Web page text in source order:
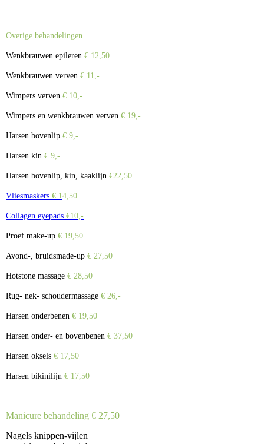
Overige behandelingen
Wenkbrauwen epileren € 12,50
Wenkbrauwen verven € 11,-
Wimpers verven € 10,-
Wimpers en wenkbrauwen verven € 19,-
Harsen bovenlip € 9,-
Harsen kin € 9,-
Harsen bovenlip, kin, kaaklijn €22,50
Vliesmaskers € 14,50
Collagen eyepads €10,-
Proef make-up € 19,50
Avond-, bruidsmade-up € 27,50
Hotstone massage € 28,50
Rug- nek- schoudermassage € 26,-
Harsen onderbenen € 19,50
Harsen onder- en bovenbenen € 37,50
Harsen oksels € 17,50
Harsen bikinilijn € 17,50
Manicure behandeling € 27,50
Nagels knippen-vijlen